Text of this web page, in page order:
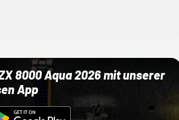
8000 Aqua 2026 mit unserer
App